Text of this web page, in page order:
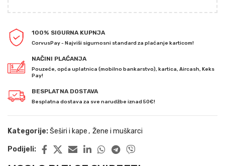
100% SIGURNA KUPNJA
CorvusPay - Najviši sigurnosni standard za plaćanje karticom!
NAČINI PLAĆANJA
Pouzeće, opća uplatnica (mobilno bankarstvo), kartica, Aircash, Keks
Pay!
BESPLATNA DOSTAVA
Besplatna dostava za sve narudžbe iznad 50€!
Kategorije:Šeširi i kape, Žene i muškarci
Podijeli: